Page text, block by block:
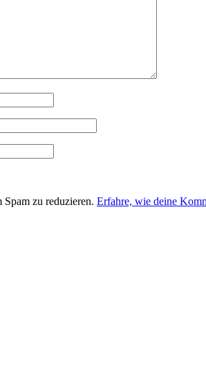
zu reduzieren. Erfahre, wie deine